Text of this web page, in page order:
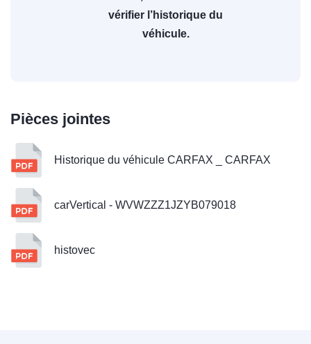
vérifier l’historique du
véhicule.
Pièces jointes
Historique du véhicule CARFAX _ CARFAX
carVertical - WVWZZZ1JZYB079018
histovec